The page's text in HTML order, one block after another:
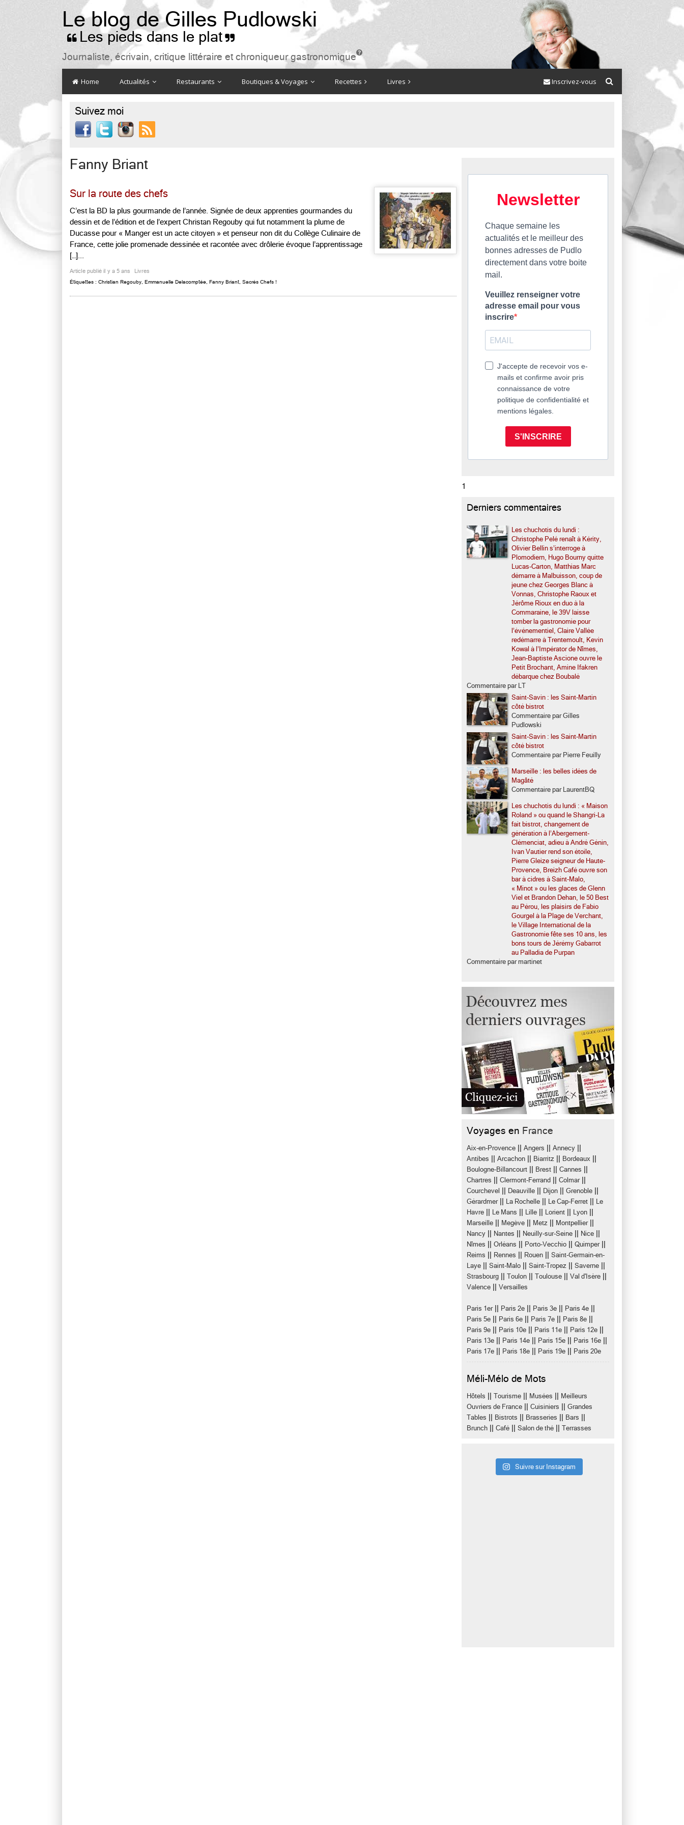
Le blog de Gilles Pudlowski
 Les pieds dans le plat 
Journaliste, écrivain, critique littéraire et chroniqueur gastronomique

Home Actualités Restaurants Boutiques & Voyages Recettes Livres Inscrivez-vous
Suivez moi

Fanny Briant
Sur la route des chefs
C’est la BD la plus gourmande de l’année. Signée de deux apprenties gourmandes du
dessin et de l’édition et de l’expert Christan Regouby qui fut notamment la plume de
Ducasse pour « Manger est un acte citoyen » et penseur non dit du Collège Culinaire de
France, cette jolie promenade dessinée et racontée avec drôlerie évoque l’apprentissage
[…]...
Article publié il y a 5 ans Livres
Étiquettes : Christian Regouby Emmanuelle Delacomptée Fanny Briant Sacrés Chefs !
Newsletter
Chaque semaine les
actualités et le meilleur des
bonnes adresses de Pudlo
directement dans votre boite
mail.
Veuillez renseigner votre
adresse email pour vous
inscrire
J'accepte de recevoir vos e-
mails et confirme avoir pris
connaissance de votre
politique de confidentialité et
mentions légales.
S'INSCRIRE
1
Derniers commentaires
Les chuchotis du lundi :
Christophe Pelé renaît à Kérity,
Olivier Bellin s’interroge à
Plomodiern, Hugo Bourny quitte
Lucas-Carton, Matthias Marc
démarre à Malbuisson, coup de
jeune chez Georges Blanc à
Vonnas, Christophe Raoux et
Jérôme Rioux en duo à la
Commaraine, le 39V laisse
tomber la gastronomie pour
l’événementiel, Claire Vallée
redémarre à Trentemoult, Kevin
Kowal à l’Impérator de Nîmes,
Jean-Baptiste Ascione ouvre le
Petit Brochant, Amine Ifakren
débarque chez Boubalé
Commentaire par LT
Saint-Savin : les Saint-Martin
côté bistrot
Commentaire par Gilles
Pudlowski
Saint-Savin : les Saint-Martin
côté bistrot
Commentaire par Pierre Feuilly
Marseille : les belles idées de
Magâté
Commentaire par LaurentBQ
Les chuchotis du lundi : « Maison
Roland » ou quand le Shangri-La
fait bistrot, changement de
génération à l’Abergement-
Clémenciat, adieu à André Génin,
Ivan Vautier rend son étoile,
Pierre Gleize seigneur de Haute-
Provence, Breizh Café ouvre son
bar à cidres à Saint-Malo,
« Minot » ou les glaces de Glenn
Viel et Brandon Dehan, le 50 Best
au Pérou, les plaisirs de Fabio
Gourgel à la Plage de Verchant,
le Village International de la
Gastronomie fête ses 10 ans, les
bons tours de Jérémy Gabarrot
au Palladia de Purpan
Commentaire par martinet
Voyages en France
Aix-en-Provence Angers Annecy
Antibes Arcachon Biarritz Bordeaux
Boulogne-Billancourt Brest Cannes
Chartres Clermont-Ferrand Colmar||
Courchevel Deauville Dijon Grenoble
Gérardmer|| La Rochelle Le Cap-Ferret
Le
Havre
Le Mans Lille Lorient Lyon
Marseille Megève Metz Montpellier||
Nancy Nantes Neuilly-sur-Seine Nice
Nîmes Orléans Porto-Vecchio Quimper||
Reims Rennes Rouen
Saint-Germain-en-
Laye
Saint-Malo Saint-Tropez Saverne
Strasbourg Toulon Toulouse Val d'Isère
Valence Versailles
Paris 1er|| Paris 2e Paris 3e Paris 4e
Paris 5e Paris 6e Paris 7e Paris 8e
Paris 9e Paris 10e Paris 11e Paris 12e
Paris 13e Paris 14e Paris 15e Paris 16e
Paris 17e Paris 18e Paris 19e Paris 20e
Méli-Mélo de Mots
Hôtels Tourisme Musées
Meilleurs
Ouvriers de France
Cuisiniers
Grandes
Tables
Bistrots Brasseries Bars
Brunch Café Salon de thé Terrasses
Suivre sur Instagram